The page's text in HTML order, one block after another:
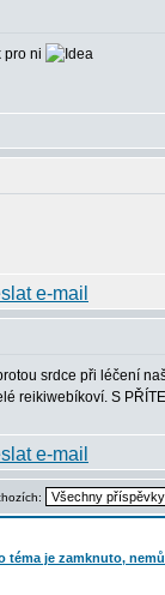
pro ni
srdce při léčení
reikiwebíkoví. S